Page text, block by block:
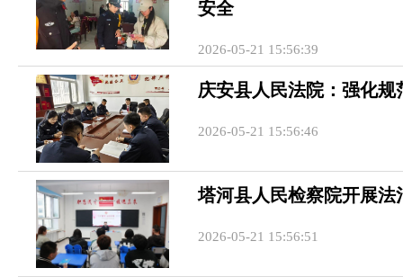
安全
2026-05-21 15:56:39
庆安县人民法院：强化
2026-05-21 15:56:46
塔河县人民检察院开展
2026-05-21 15:56:51